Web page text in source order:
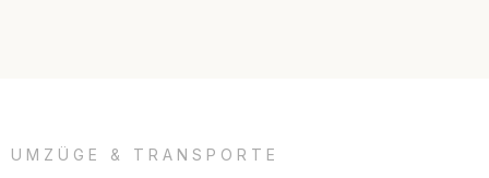
UMZÜGE & TRANSPORTE